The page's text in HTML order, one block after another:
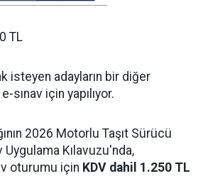
TL
isteyen adayların bir diğer
için yapılıyor.
2026 Motorlu Taşıt Sürücü
Uygulama Kılavuzu'nda,
oturumu için KDV dahil 1.250 TL